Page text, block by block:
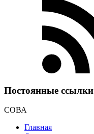
Постоянные ссылки
СОВА
Главная